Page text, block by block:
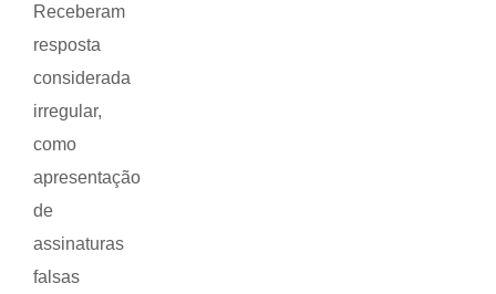
Receberam
resposta
considerada
irregular,
como
apresentação
de
assinaturas
falsas